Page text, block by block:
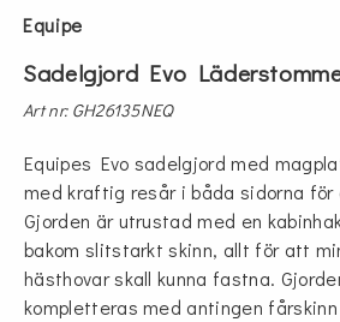
Equipe
Sadelgjord Evo
Art nr: GH26135NEQ
Equipes Evo sadelgjord med
med kraftig resår i båda sidorna för
Gjorden är utrustad med en
bakom slitstarkt skinn, allt för att
hästhovar skall kunna fastna.
kompletteras med antingen